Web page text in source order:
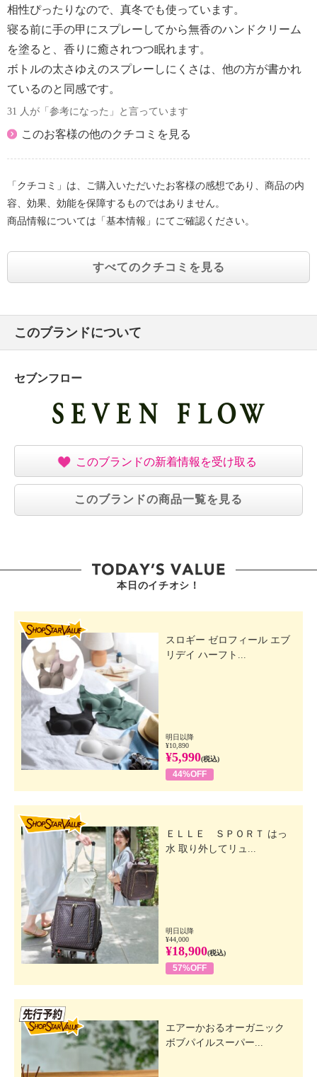
なじみ深い香り。ほのかな香り立ちで持続性がありま
す。
・フランキンセンス（ニュウコウジュ油）：貴族や王
族が好んで使用し、またステータスの証として身体に
塗っていたそうです。フランキンセンスの名前は中世
のフランス語で“本当の香り”、“質の高い薫香”という
意味の“フランク・エンチェンツ”に由来しています。
この木の樹皮にキズをつけると染み出す芳香性の乳白
が抽出されます。
■こだわりの美容成分：
・パシャンベ（ベルゲニアリグラタ根エキス）：お肌
ャンベ”と呼ばれており、ヒマラヤ山脈の高地に生息
するユキノシタ科の植物から抽出したエキスです。高
山の強い紫外線の中でも生き抜く生命力をもった植物
を乾燥から守りお肌に潤いを与える成分。バオバブの
木は、アフリカ大陸中部の乾燥地帯に広く分布してお
り、高さ約１５ｍ、幹周り２５ｍ以上、樹齢２０００
年以上のものもあるといわれています。アフリカの厳
しい乾季を生き抜く生命力をもった植物です。
・コパラ（アルテロモナス培養液）：お肌を保護する
コパラに付着する微生物から抽出された成分です。
のキメを整えツヤを与える成分。マンダリンの果皮か
ら抽出したエキス。乾燥やお手入れ不足で荒れたお肌
収剤不使用、植物由来界面活性剤使用
・５〜１０ｃｍ程はなして適量をボディにスプレー
し、手のひらでなじませます。
※お顔への使用は避けください。
【全成分】
・水、エタノール、ＰＥＧ−４０水添ヒマシ油、（Ｐ
ＣＡ／イソステアリン酸）グリセレス−２５、マンダ
リンオレンジ果皮エキス、加水分解コラーゲン、ユズ
果実エキス、ツボクサエキス、加水分解バオバブエキ
ス、ベルゲニアリグラタ根エキス、アーチチョーク葉
エキス、乳酸桿菌／ハイビスカス花発酵液、アルテロ
モナス培養液、ハイブリッドローズ花エキス、ローズ
マリー葉エキス、ワイルドタイムエキス、海塩、グレ
ープフルーツ果皮油、オレンジ果皮油、マンダリンオ
レンジ果皮油、マヨラナ葉油、ビャクダン油、ニュウ
コウジュ油、ラベンダー油、ＢＧ、クエン酸、クエン
酸Ｎａ、グリチルリチン酸２Ｋ、フェノキシエタノー
ル、カルボマー
【使用上の注意事項】
・お肌に合わない場合、お肌に異常がある場合は使用
を中止して下さい。
・お肌に異常が生じていないかよく注意して使用して
・目に入ったときは、直ちに洗い流してください。
・乳幼児の手の届かないところに保管してください。
・極端に高温又は低温の場所、直射日光のあたる場所
には保管しないでください。
【使用期限の記載】
相性ぴったりなので、真冬でも使っています。
寝る前に手の甲にスプレーしてから無香のハンドクリーム
を塗ると、香りに癒されつつ眠れます。
ボトルの太さゆえのスプレーしにくさは、他の方が書かれ
ているのと同感です。
31 人が「参考になった」と言っています
このお客様の他のクチコミを見る
「クチコミ」は、ご購入いただいたお客様の感想であり、商品の内
容、効果、効能を保障するものではありません。
商品情報については「基本情報」にてご確認ください。
すべてのクチコミを見る
このブランドについて
セブンフロー
このブランドの新着情報を受け取る
このブランドの商品一覧を見る
本日のイチオシ！
スロギー ゼロフィール エブ
リデイ ハーフト...
明日以降
¥10,890
¥5,990(税込)
44%OFF
ＥＬＬＥ ＳＰＯＲＴ はっ
水 取り外してリュ...
明日以降
¥44,000
¥18,900(税込)
57%OFF
エアーかおるオーガニック
ボブパイルスーパー...